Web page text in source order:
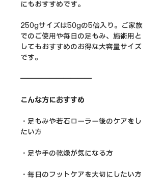
にもおすすめです。
250gサイズは50gの5倍入り。ご家族
でのご使用や毎日の足もみ、施術用と
してもおすすめのお得な大容量サイズ
です。
━━━━━━━━━━
こんな方におすすめ
・足もみや若石ローラー後のケアをし
たい方
・足や手の乾燥が気になる方
・毎日のフットケアを大切にしたい方